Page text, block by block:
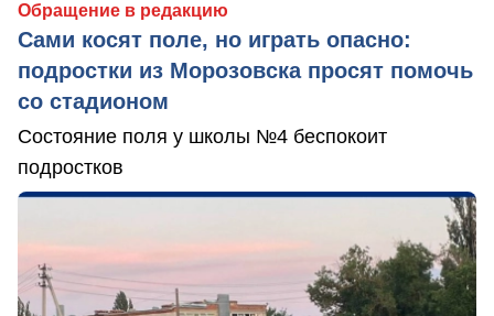
Обращение в редакцию
Сами косят поле, но играть опасно:
подростки из Морозовска просят помочь
со стадионом
Состояние поля у школы №4 беспокоит
подростков